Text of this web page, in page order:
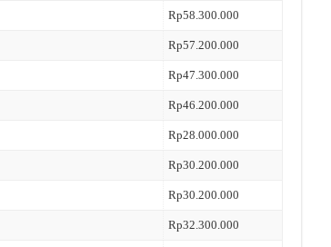
Rp58.300.000
Rp57.200.000
Rp47.300.000
Rp46.200.000
Rp28.000.000
Rp30.200.000
Rp30.200.000
Rp32.300.000